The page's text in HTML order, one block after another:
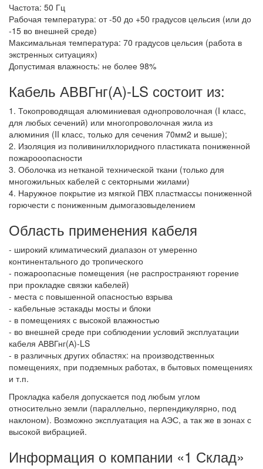
Частота: 50 Гц
Рабочая температура: от -50 до +50 градусов цельсия (или до
-15 во внешней среде)
Максимальная температура: 70 градусов цельсия (работа в
экстренных ситуациях)
Допустимая влажность: не более 98%
Кабель АВВГнг(А)-LS состоит из:
1. Токопроводящая алюминиевая однопроволочная (I класс,
для любых сечений) или многопроволочная жила из
алюминия (II класс, только для сечения 70мм2 и выше);
2. Изоляция из поливинилхлоридного пластиката пониженной
пожарооопасности
3. Оболочка из нетканой технической ткани (только для
многожильных кабелей с секторными жилами)
4. Наружное покрытие из мягкой ПВХ пластмассы пониженной
горючести с пониженным дымогазовыделением
Область применения кабеля
- широкий климатический диапазон от умеренно
континентального до тропического
- пожароопасные помещения (не распространяют горение
при прокладке связки кабелей)
- места с повышенной опасностью взрыва
- кабельные эстакады мосты и блоки
- в помещениях с высокой влажностью
- во внешней среде при соблюдении условий эксплуатации
кабеля АВВГнг(А)-LS
- в различных других областях: на производственных
помещениях, при подземных работах, в бытовых помещениях
и т.п.
Прокладка кабеля допускается под любым углом
относительно земли (параллельно, перпендикулярно, под
наклоном). Возможно эксплуатация на АЭС, а так же в зонах с
высокой вибрацией.
Информация о компании «1 Склад»